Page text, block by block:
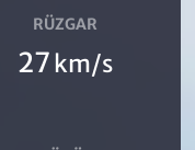
RÜZGAR
27 km/s